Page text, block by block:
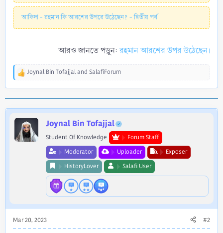
আকিদা - রহমান কি আরশের উপরে উঠেছেন? - দ্বিতীয় পর্ব
আরও জানতে পড়ুন:রহমান আরশের উপর উঠেছেন।
R
t
i
o
n
Joynal Bin Tofajjaland SalafiForum
Joynal Bin Tofajjal
Student Of Knowledge
Forum Staff
Moderator
Uploader
Exposer
HistoryLover
Salafi User
Mar 20, 2023 #2